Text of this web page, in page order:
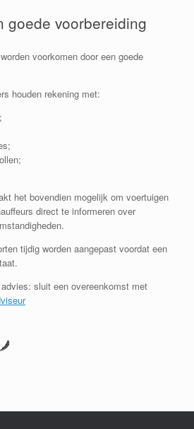
goede voorbereiding
voorkomen door een goede
houden rekening met:
het bovendien mogelijk om voertuigen
direct te informeren over
tijdig worden aangepast voordat een
sluit een overeenkomst met